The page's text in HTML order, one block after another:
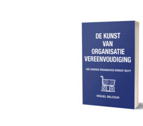
papa even.